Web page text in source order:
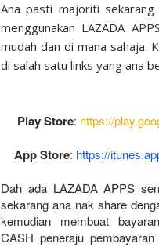
Ana pasti majoriti
menggunakan LAZADA
mudah dan di mana sahaja.
di salah satu links yang ana
Play Store: https://
App Store: https://
Dah ada LAZADA APPS
sekarang ana nak share
kemudian membuat
CASH peneraju